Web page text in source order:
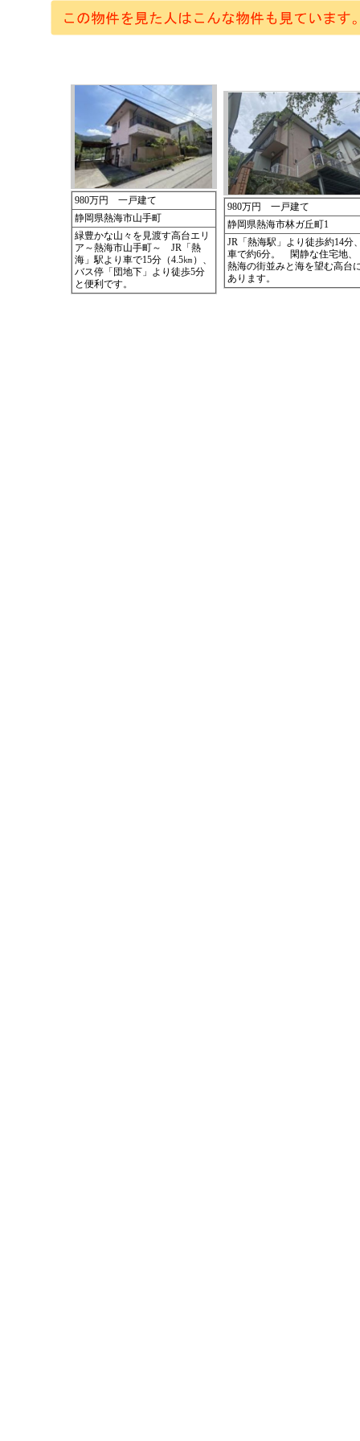
980万円 一戸建て
静岡県熱海市山手町
緑豊かな山々を見渡す高台エリ
ア～熱海市山手町～ JR「熱
海」駅より車で15分（4.5㎞）、
バス停「団地下」より徒歩5分
と便利です。
980万円 一戸建て
静岡県熱海市林ガ丘町1
JR「熱海駅」より徒歩約14分
車で約6分。 閑静な住宅地、
熱海の街並みと海を望む高台
あります。